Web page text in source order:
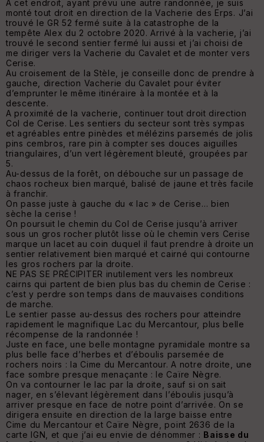
A cet endroit, ayant prévu une autre randonnée, je suis
monté tout droit en direction de la Vacherie des Erps. J’ai
trouvé le GR 52 fermé suite à la catastrophe de la
tempête Alex du 2 octobre 2020. Arrivé à la vacherie, j’ai
trouvé le second sentier fermé lui aussi et j’ai choisi de
me diriger vers la Vacherie du Cavalet et de monter vers
Cerise.
Au croisement de la Stèle, je conseille donc de prendre à
gauche, direction Vacherie du Cavalet pour éviter
d’emprunter le même itinéraire à la montée et à la
descente.
A proximité de la vacherie, continuer tout droit direction
Col de Cerise. Les sentiers du secteur sont très sympas
et agréables entre pinèdes et mélézins parsemés de jolis
pins cembros, rare pin à compter ses douces aiguilles
triangulaires, d’un vert légèrement bleuté, groupées par
5.
Au-dessus de la forêt, on débouche sur un passage de
chaos rocheux bien marqué, balisé de jaune et très facile
à franchir.
On passe juste à gauche du « lac » de Cerise… bien
sèche la cerise !
On poursuit le chemin du Col de Cerise jusqu’à arriver
sous un gros rocher plutôt lisse où le chemin vers Cerise
marque un lacet au coin duquel il faut prendre à droite un
sentier relativement bien marqué et cairné qui contourne
les gros rochers par la droite.
NE PAS SE PRÉCIPITER inutilement vers les nombreux
cairns qui partent de bien plus bas du chemin de Cerise :
c’est y perdre son temps dans de mauvaises conditions
de marche.
Le sentier passe au-dessus des rochers pour atteindre
rapidement le magnifique Lac du Mercantour, plus belle
récompense de la randonnée !
Juste en face, une belle montagne pyramidale montre sa
plus belle face d’herbes et d’éboulis parsemée de
rochers noirs : la Cime du Mercantour. A notre droite, une
face sombre presque menaçante : le Caïre Nègre.
On va contourner le lac par la droite, sauf si on sait
nager, en s’élevant légèrement dans l’éboulis jusqu’à
arriver presque en face de notre point d’arrivée. On se
dirigera ensuite en direction de la large baisse entre
Cime du Mercantour et Caïre Nègre, point 2636 de la
carte IGN, et que j’ai eu envie de dénommer : Baisse du